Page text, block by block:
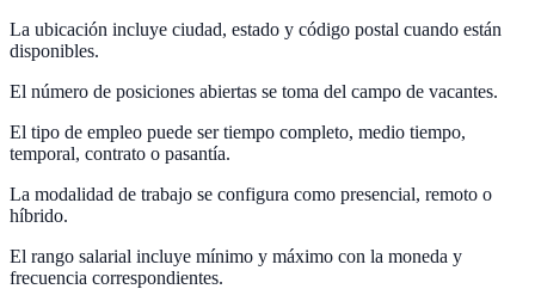
La ubicación incluye ciudad, estado y código postal cuando están
disponibles.
El número de posiciones abiertas se toma del campo de vacantes.
El tipo de empleo puede ser tiempo completo, medio tiempo,
temporal, contrato o pasantía.
La modalidad de trabajo se configura como presencial, remoto o
híbrido.
El rango salarial incluye mínimo y máximo con la moneda y
frecuencia correspondientes.